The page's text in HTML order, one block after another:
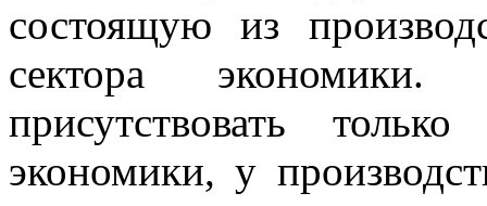
состоящую из
сектора
присутствовать
экономики, у